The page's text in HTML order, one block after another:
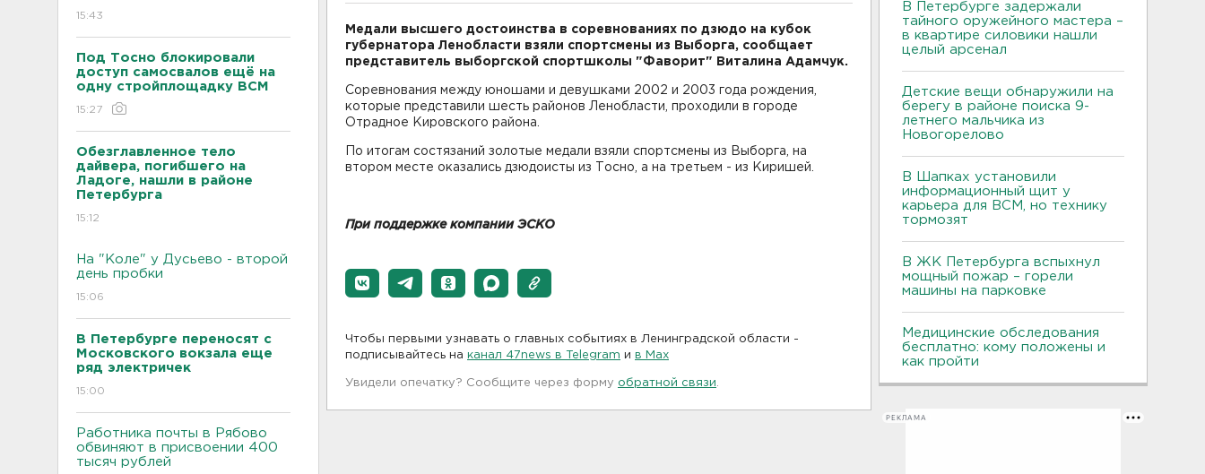
15:43
Под Тосно блокировали
доступ самосвалов ещё на
одну стройплощадку ВСМ
15:27
Обезглавленное тело
дайвера, погибшего на
Ладоге, нашли в районе
Петербурга
15:12
На "Коле" у Дусьево - второй
день пробки
15:06
В Петербурге переносят с
Московского вокзала еще
ряд электричек
15:00
Работника почты в Рябово
обвиняют в присвоении 400
тысяч рублей
Медали высшего достоинства в соревнованиях по дзюдо на кубок
губернатора Ленобласти взяли спортсмены из Выборга, сообщает
представитель выборгской спортшколы "Фаворит" Виталина Адамчук.
Соревнования между юношами и девушками 2002 и 2003 года рождения,
которые представили шесть районов Ленобласти, проходили в городе
Отрадное Кировского района.
По итогам состязаний золотые медали взяли спортсмены из Выборга, на
втором месте оказались дзюдоисты из Тосно, а на третьем - из Киришей.
При поддержке компании ЭСКО
Чтобы первыми узнавать о главных событиях в Ленинградской области -
подписывайтесь на канал 47news в Telegram и в Maх
Увидели опечатку? Сообщите через форму обратной связи
В Петербурге задержали
тайного оружейного мастера –
в квартире силовики нашли
целый арсенал
Детские вещи обнаружили на
берегу в районе поиска 9-
летнего мальчика из
Новогорелово
В Шапках установили
информационный щит у
карьера для ВСМ, но технику
тормозят
В ЖК Петербурга вспыхнул
мощный пожар – горели
машины на парковке
Медицинские обследования
бесплатно: кому положены и
как пройти
РЕКЛАМА